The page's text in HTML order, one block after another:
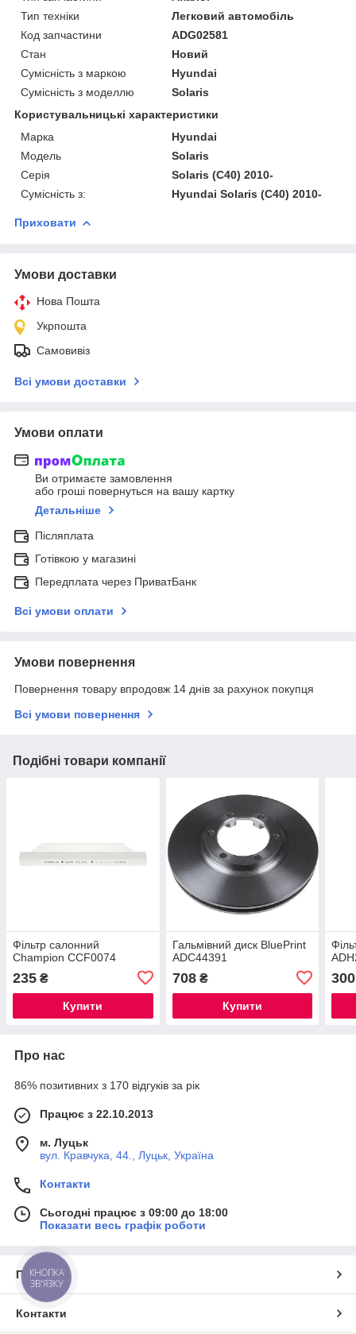
Тип техніки
Легковий автомобіль
Код запчастини
ADG02581
Стан
Новий
Сумісність з маркою
Hyundai
Сумісність з моделлю
Solaris
Користувальницькі характеристики
Марка
Hyundai
Модель
Solaris
Серія
Solaris (C40) 2010-
Сумісність з:
Hyundai Solaris (C40) 2010-
Приховати
Умови доставки
Нова Пошта
Укрпошта
Самовивіз
Всі умови доставки
Умови оплати
Ви отримаєте замовлення
або гроші повернуться на вашу картку
Детальніше
Післяплата
Готівкою у магазині
Передплата через ПриватБанк
Всі умови оплати
Умови повернення
Повернення товару впродовж 14 днів за рахунок покупця
Всі умови повернення
Подібні товари компанії
Фільтр салонний
Champion CCF0074
235 ₴
Купити
Гальмівний диск BluePrint
ADC44391
708₴
Купити
300
Про нас
86% позитивних з 170 відгуків за рік
Працює з 22.10.2013
м. Луцьк
вул. Кравчука, 44., Луцьк, Україна
Контакти
Сьогодні працює з 09:00 до 18:00
Показати весь графік роботи
Про нас
Контакти
КНОПКА
ЗВ'ЯЗКУ